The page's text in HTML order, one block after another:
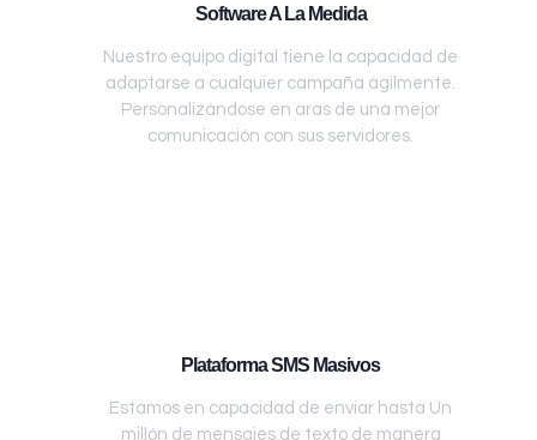
Software A La Medida
Nuestro equipo digital tiene la capacidad de
adaptarse a cualquier campaña ágilmente.
Personalizándose en aras de una mejor
comunicación con sus servidores.
Plataforma SMS Masivos
Estamos en capacidad de enviar hasta Un
millón de mensajes de texto de manera